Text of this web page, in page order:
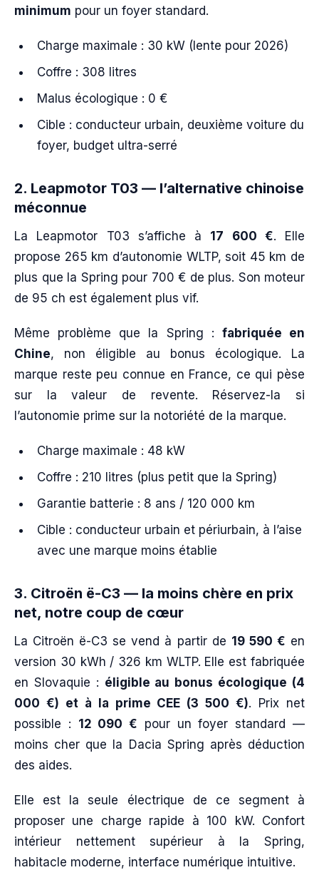
minimum pour un foyer standard.
Charge maximale : 30 kW (lente pour 2026)
Coffre : 308 litres
Malus écologique : 0 €
Cible : conducteur urbain, deuxième voiture du
foyer, budget ultra-serré
2. Leapmotor T03 — l’alternative chinoise
méconnue
La Leapmotor T03 s’affiche à 17 600 €. Elle
propose 265 km d’autonomie WLTP, soit 45 km de
plus que la Spring pour 700 € de plus. Son moteur
de 95 ch est également plus vif.
Même problème que la Spring : fabriquée en
Chine, non éligible au bonus écologique. La
marque reste peu connue en France, ce qui pèse
sur la valeur de revente. Réservez-la si
l’autonomie prime sur la notoriété de la marque.
Charge maximale : 48 kW
Coffre : 210 litres (plus petit que la Spring)
Garantie batterie : 8 ans / 120 000 km
Cible : conducteur urbain et périurbain, à l’aise
avec une marque moins établie
3. Citroën ë-C3 — la moins chère en prix
net, notre coup de cœur
La Citroën ë-C3 se vend à partir de 19 590 € en
version 30 kWh / 326 km WLTP. Elle est fabriquée
en Slovaquie : éligible au bonus écologique (4
000 €) et à la prime CEE (3 500 €). Prix net
possible : 12 090 € pour un foyer standard —
moins cher que la Dacia Spring après déduction
des aides.
Elle est la seule électrique de ce segment à
proposer une charge rapide à 100 kW. Confort
intérieur nettement supérieur à la Spring,
habitacle moderne, interface numérique intuitive.